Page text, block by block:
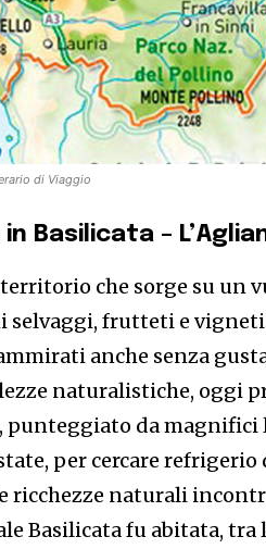
di Viaggio
Basilicata –
che sorge su un
selvaggi, frutteti e
anche senza
naturalistiche, oggi
punteggiato da magnifici
per cercare
ricchezze naturali
Basilicata fu abitata, tra